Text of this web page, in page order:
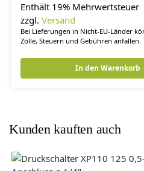
Enthält 19% Mehrwertsteuer
zzgl. Versand
Bei Lieferungen in Nicht-EU-Länder
Zölle, Steuern und Gebühren anfallen.
In den Warenkorb
Kunden kauften auch